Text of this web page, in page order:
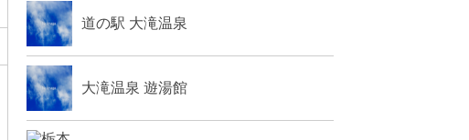
道の駅 大滝温泉
大滝温泉 遊湯館